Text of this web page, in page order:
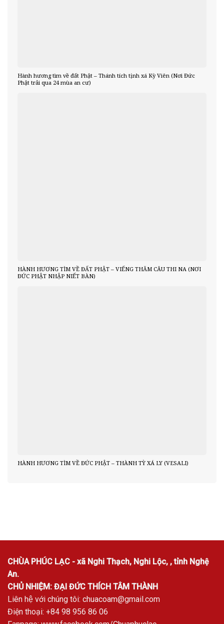
Hành hương tìm về đất Phật – Thánh tích tịnh xá Kỳ Viên (Nơi Đức
Phật trải qua 24 mùa an cư)
HÀNH HƯƠNG TÌM VỀ ĐẤT PHẬT – VIẾNG THĂM CÂU THI NA (NƠI
ĐỨC PHẬT NHẬP NIẾT BÀN)
HÀNH HƯƠNG TÌM VỀ ĐỨC PHẬT – THÀNH TỲ XÁ LY (VESALI)
CHÙA PHÚC LẠC - xã Nghi Thạch, Nghi Lộc, , tỉnh Nghệ
An.
CHỦ NHIỆM: ĐẠI ĐỨC THÍCH TÂM THÀNH
Liên hệ với chúng tôi: chuacoam@gmail.com
Điện thoại: +84 98 956 86 06